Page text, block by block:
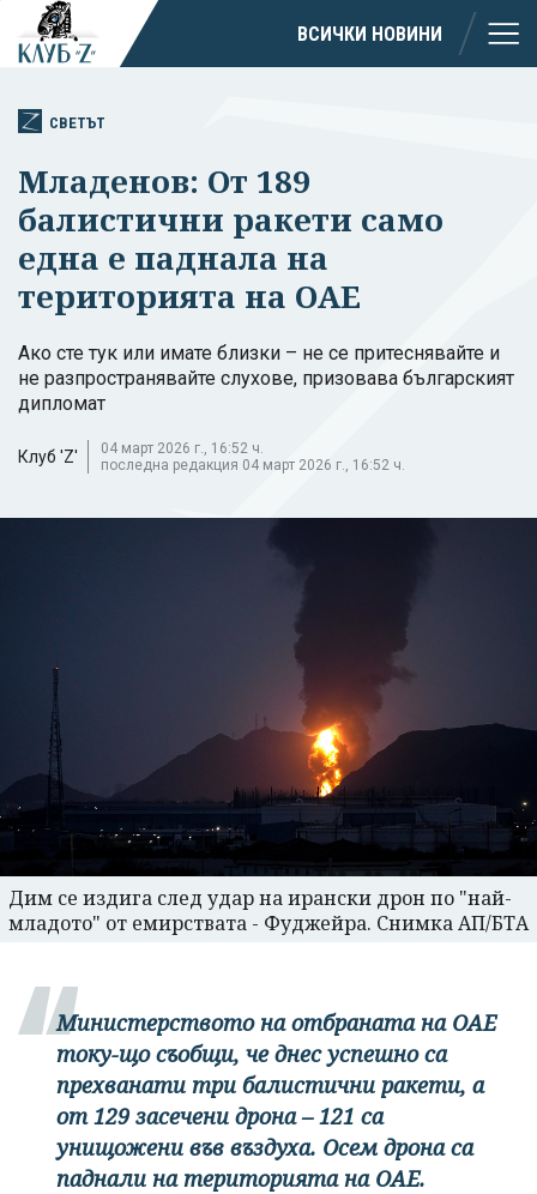
ВСИЧКИ НОВИНИ
СВЕТЪТ
Младенов: От 189
балистични ракети само
една е паднала на
територията на ОАЕ
Ако сте тук или имате близки – не се притеснявайте и
не разпространявайте слухове, призовава българският
дипломат
Клуб 'Z'
04 март 2026 г., 16:52 ч.
последна редакция 04 март 2026 г., 16:52 ч.
Дим се издига след удар на ирански дрон по "най-
младото" от емирствата - Фуджейра. Снимка АП/БТА
Министерството на отбраната на ОАЕ
току-що съобщи, че днес успешно са
прехванати три балистични ракети, а
от 129 засечени дрона – 121 са
унищожени във въздуха. Осем дрона са
паднали на територията на ОАЕ.